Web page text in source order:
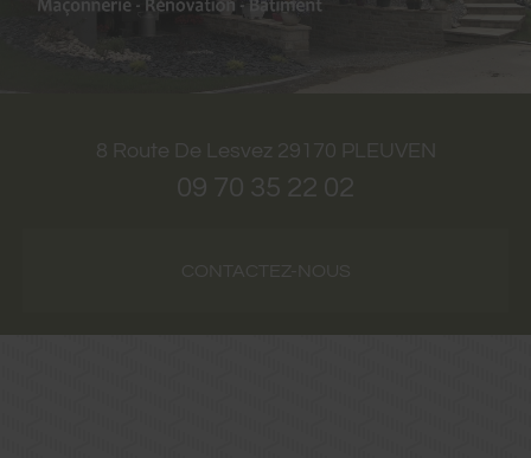
8 Route De Lesvez 29170 PLEUVEN
09 70 35 22 02
CONTACTEZ-NOUS